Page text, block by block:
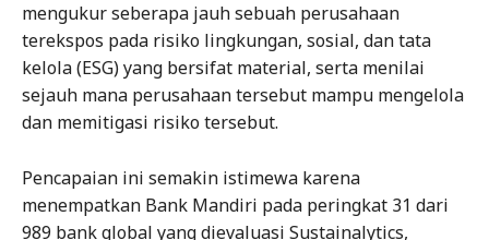
mengukur seberapa jauh sebuah perusahaan
terekspos pada risiko lingkungan, sosial, dan tata
kelola (ESG) yang bersifat material, serta menilai
sejauh mana perusahaan tersebut mampu mengelola
dan memitigasi risiko tersebut.
Pencapaian ini semakin istimewa karena
menempatkan Bank Mandiri pada peringkat 31 dari
989 bank global yang dievaluasi Sustainalytics,